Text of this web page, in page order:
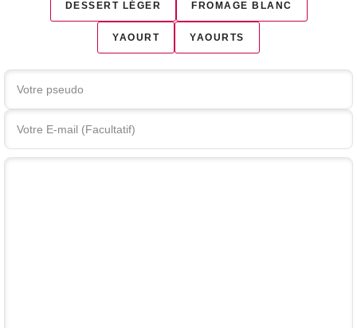
DESSERT LÉGER FROMAGE BLANC
YAOURT YAOURTS
Votre commentaire